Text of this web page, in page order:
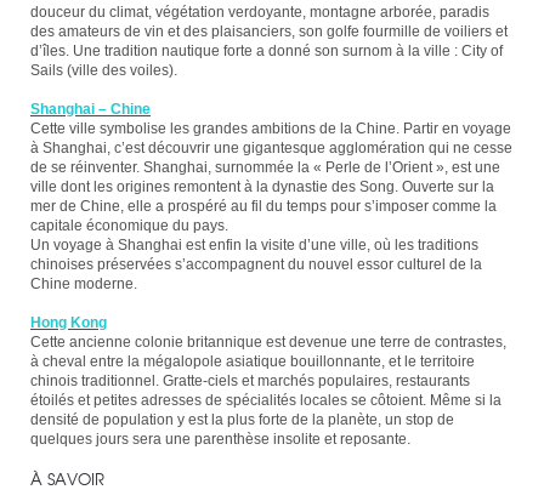
douceur du climat, végétation verdoyante, montagne arborée, paradis
des amateurs de vin et des plaisanciers, son golfe fourmille de voiliers et
d’îles. Une tradition nautique forte a donné son surnom à la ville : City of
Sails (ville des voiles).
Shanghai – Chine
Cette ville symbolise les grandes ambitions de la Chine. Partir en voyage
à Shanghai, c’est découvrir une gigantesque agglomération qui ne cesse
de se réinventer. Shanghai, surnommée la « Perle de l’Orient », est une
ville dont les origines remontent à la dynastie des Song. Ouverte sur la
mer de Chine, elle a prospéré au fil du temps pour s’imposer comme la
capitale économique du pays.
Un voyage à Shanghai est enfin la visite d’une ville, où les traditions
chinoises préservées s’accompagnent du nouvel essor culturel de la
Chine moderne.
Hong Kong
Cette ancienne colonie britannique est devenue une terre de contrastes,
à cheval entre la mégalopole asiatique bouillonnante, et le territoire
chinois traditionnel. Gratte-ciels et marchés populaires, restaurants
étoilés et petites adresses de spécialités locales se côtoient. Même si la
densité de population y est la plus forte de la planète, un stop de
quelques jours sera une parenthèse insolite et reposante.
À SAVOIR